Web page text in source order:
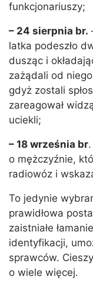
funkcjonariuszy;
– 24 sierpnia br.
latka podeszło
dusząc i
zażądali od
gdyż zostali
zareagował
uciekli;
– 18 września br
o mężczyźnie,
radiowóz i
To jedynie
prawidłowa
zaistniałe
identyfikacji,
sprawców.
o wiele więcej.